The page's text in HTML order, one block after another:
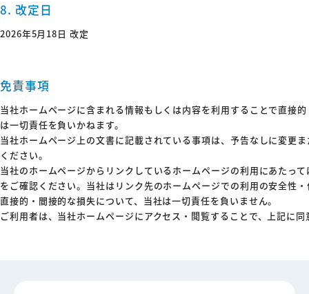
8. 改定日
2026年5月18日 改定
免責事項
当社ホームページに含まれる情報もしくは内容を利用することで直接
は一切責任を負いかねます。
当社ホームページ上の文書に記載されている事項は、予告なしに変更
ください。
当社のホームページからリンクしているホームページの利用にあたっ
をご確認ください。当社はリンク先のホームページでの利用の安全性
直接的・間接的な損失について、当社は一切責任を負いません。
ご利用者は、当社ホームページにアクセス・閲覧することで、上記に